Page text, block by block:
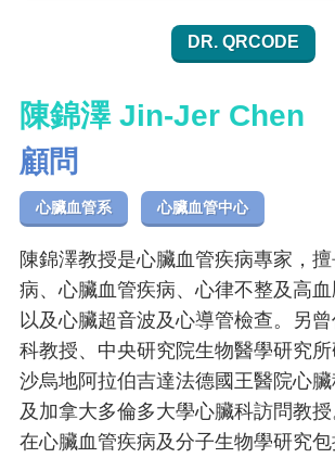
DR. QRCODE
陳錦澤 Jin-Jer Chen
顧問
心臟血管系 心臟血管中心
陳錦澤教授是心臟血管疾病專家，
病、心臟血管疾病、心律不整及高血
以及心臟超音波及心導管檢查。另
科教授、中央研究院生物醫學研究
沙烏地阿拉伯吉達法德國王醫院心
及加拿大多倫多大學心臟科訪問教
在心臟血管疾病及分子生物學研究包